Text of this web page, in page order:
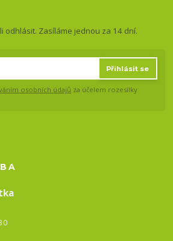
odhlásit. Zasíláme jednou za 14 dní.
Přihlásit se
osobních údajů za účelem rozesílky